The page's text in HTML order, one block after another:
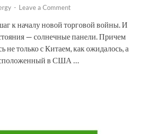
- Leave a Comment
к началу новой торговой войны. И
— солнечные панели. Причем
не только с Китаем, как ожидалось, а
в США …